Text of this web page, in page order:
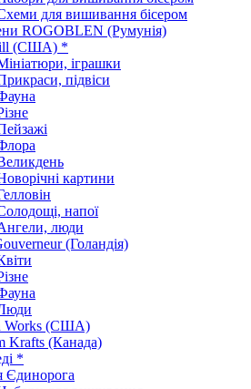
для вишивання бісером
ROGOBLEN (Румунія)
(США) *
іграшки
підвіси
картини
напої
люди
(Голандія)
Works (США)
Krafts (Канада)
*
Єдинорога